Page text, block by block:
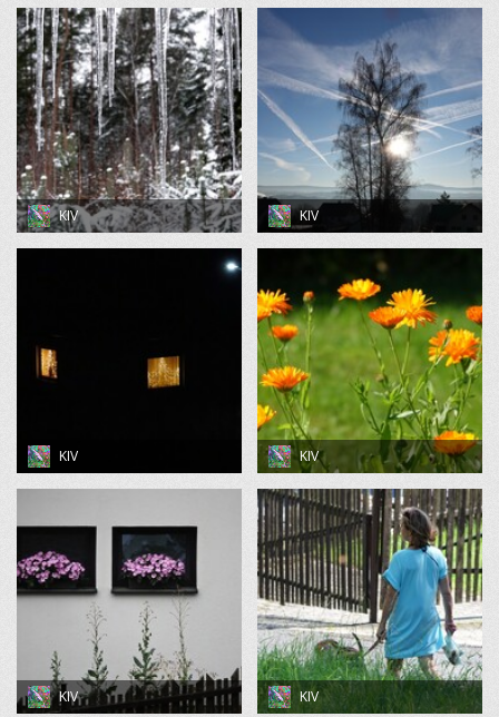
KIV KIV
KIV KIV
KIV KIV